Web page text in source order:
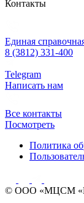
Контакты
Единая
8 (3812) 331-400
Telegram
Написать нам
Все контакты
Посмотреть
Политика
© ООО «МЦСМ